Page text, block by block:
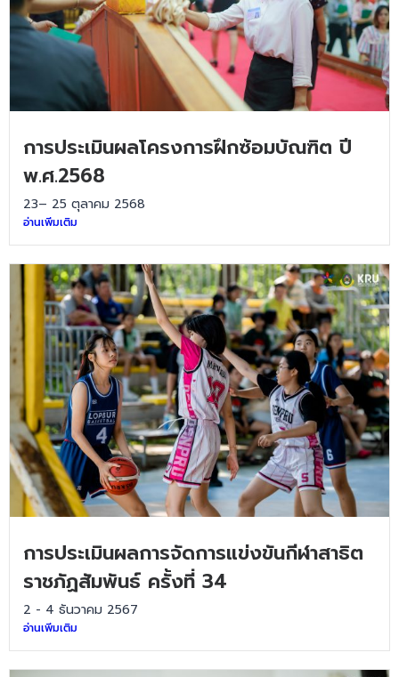
การประเมินผลโครงการฝึกซ้อมบัณฑิต ปี
พ.ศ.2568
23– 25 ตุลาคม 2568
อ่านเพิ่มเติม
การประเมินผลการจัดการแข่งขันกีฬาสาธิต
ราชภัฏสัมพันธ์ ครั้งที่ 34
2 - 4 ธันวาคม 2567
อ่านเพิ่มเติม